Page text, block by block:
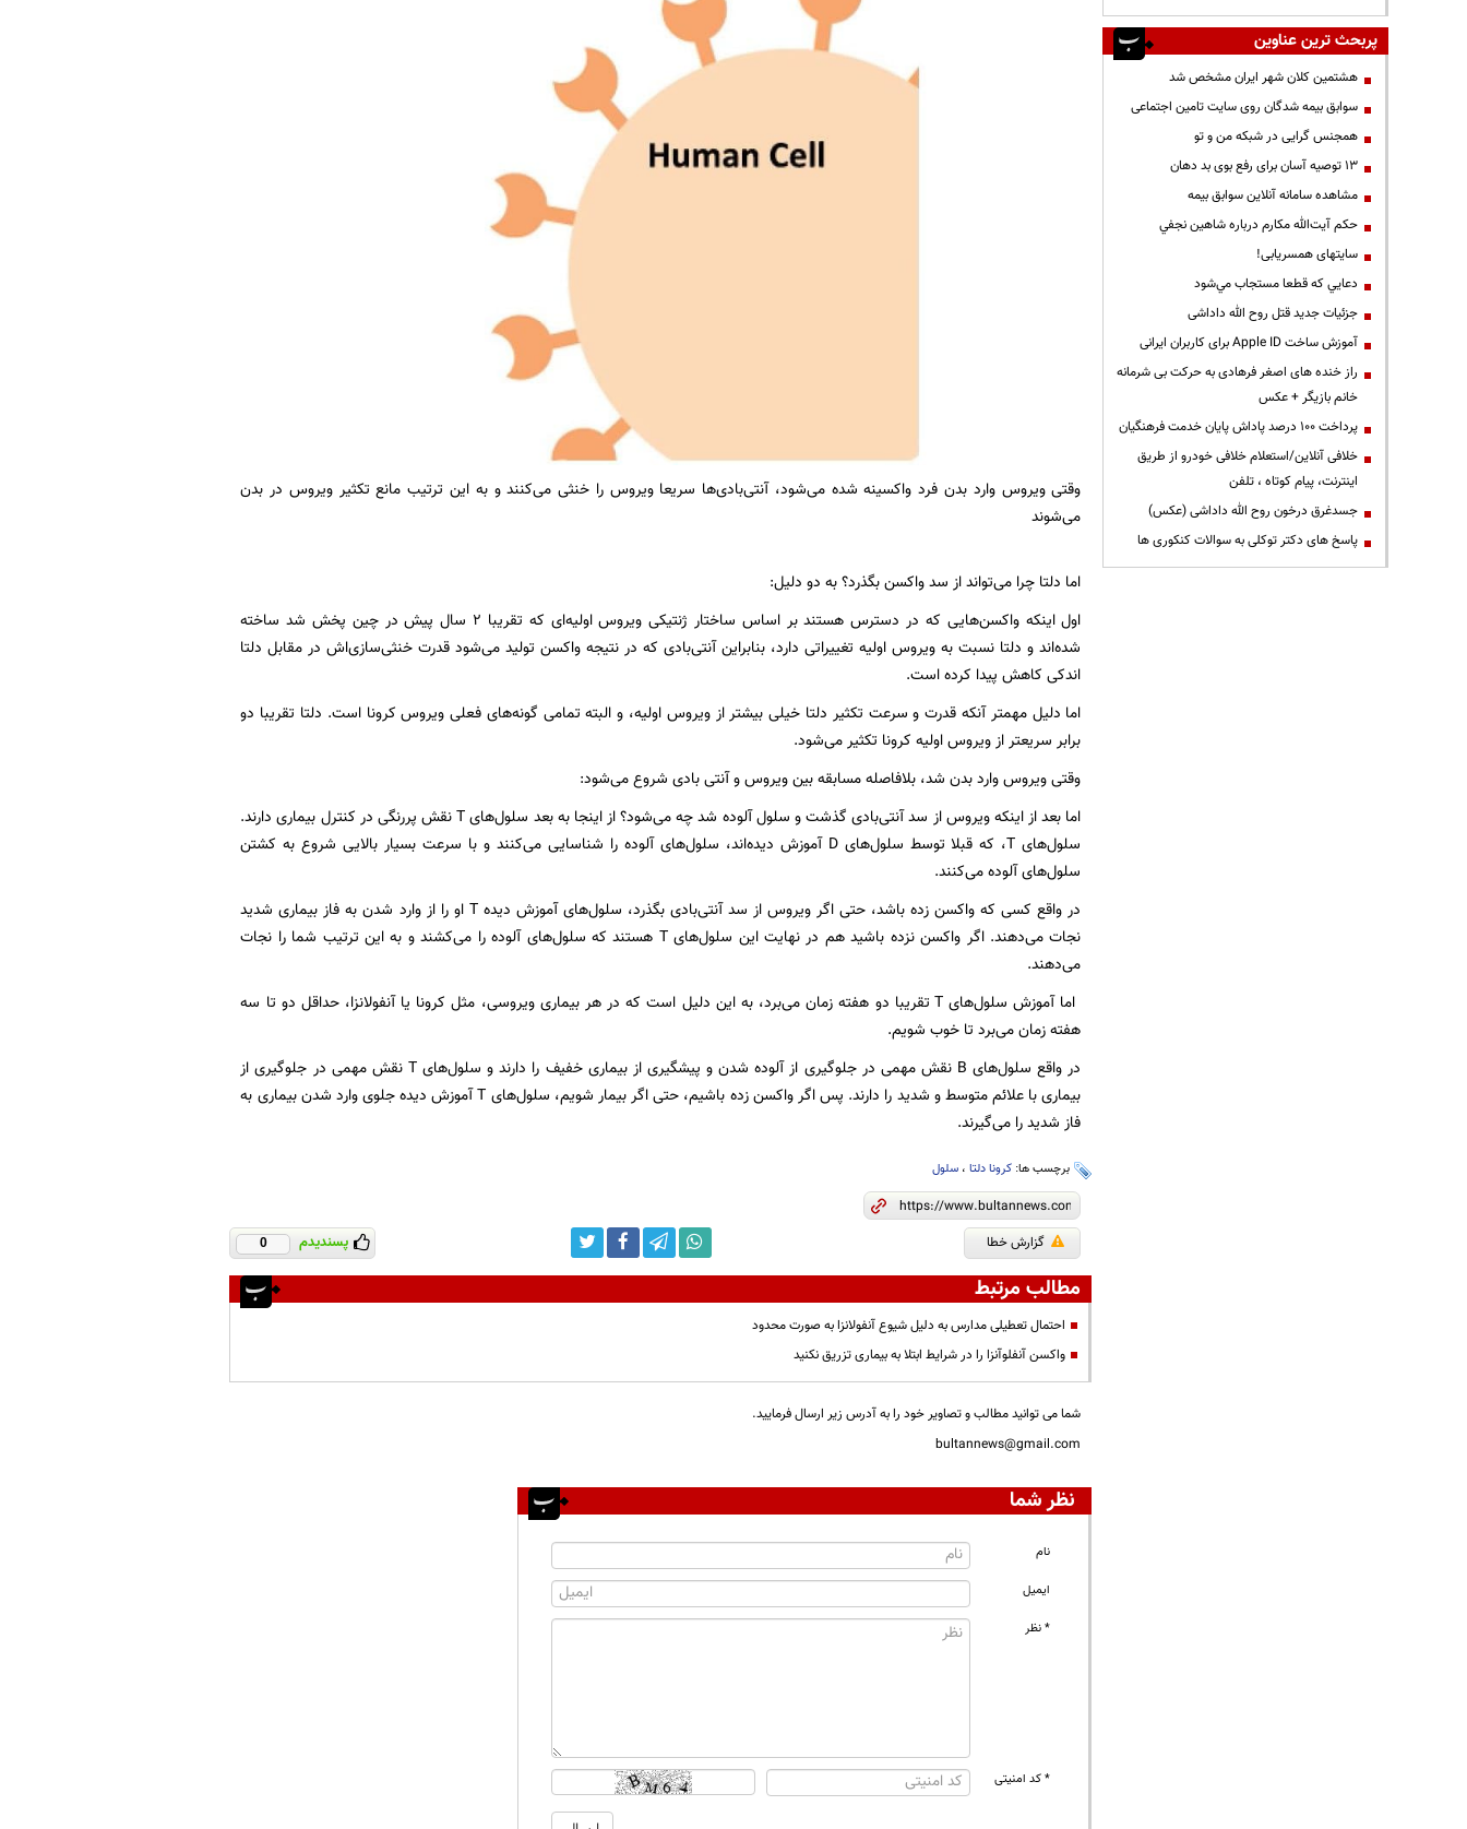
وقتی ویروس وارد بدن فرد واکسینه شده می‌شود، آنتی‌بادی‌ها سریعا ویروس را خنثی می‌کنند و به این ترتیب مانع تکثیر ویروس در بدن
می‌شوند
اما دلتا چرا می‌تواند از سد واکسن بگذرد؟ به دو دلیل:
اول اینکه واکسن‌هایی که در دسترس هستند بر اساس ساختار ژنتیکی ویروس اولیه‌ای که تقریبا ۲ سال پیش در چین پخش شد ساخته
شده‌اند و دلتا نسبت به ویروس اولیه تغییراتی دارد، بنابراین آنتی‌بادی که در نتیجه واکسن تولید می‌شود قدرت خنثی‌سازی‌اش در مقابل دلتا
اندکی کاهش پیدا کرده است.
اما دلیل مهمتر آنکه قدرت و سرعت تکثیر دلتا خیلی بیشتر از ویروس اولیه، و البته تمامی گونه‌های فعلی ویروس کرونا است. دلتا تقریبا دو
برابر سریعتر از ویروس اولیه کرونا تکثیر می‌شود.
وقتی ویروس وارد بدن شد، بلافاصله مسابقه بین ویروس و آنتی بادی شروع می‌شود:
اما بعد از اینکه ویروس از سد آنتی‌بادی گذشت و سلول آلوده شد چه می‌شود؟ از اینجا به بعد سلول‌های T نقش پررنگی در کنترل بیماری دارند.
سلول‌های T، که قبلا توسط سلول‌های D آموزش دیده‌اند، سلول‌های آلوده را شناسایی می‌کنند و با سرعت بسیار بالایی شروع به کشتن
سلول‌های آلوده می‌کنند.
در واقع کسی که واکسن زده باشد، حتی اگر ویروس از سد آنتی‌بادی بگذرد، سلول‌های آموزش دیده T او را از وارد شدن به فاز بیماری شدید
نجات می‌دهند. اگر واکسن نزده باشید هم در نهایت این سلول‌های T هستند که سلول‌های آلوده را می‌کشند و به این ترتیب شما را نجات
می‌دهند.
اما آموزش سلول‌های T تقریبا دو هفته زمان می‌برد، به این دلیل است که در هر بیماری ویروسی، مثل کرونا یا آنفولانزا، حداقل دو تا سه
هفته زمان می‌برد تا خوب شویم.
در واقع سلول‌های B نقش مهمی در جلوگیری از آلوده شدن و پیشگیری از بیماری خفیف را دارند و سلول‌های T نقش مهمی در جلوگیری از
بیماری با علائم متوسط و شدید را دارند. پس اگر واکسن زده باشیم، حتی اگر بیمار شویم، سلول‌های T آموزش دیده جلوی وارد شدن بیماری به
فاز شدید را می‌گیرند.
برچسب ها: کرونا دلتا، سلول
گزارش خطا پسندیدم 0
مطالب مرتبط
احتمال تعطیلی مدارس به دلیل شیوع آنفولانزا به صورت محدود
واکسن آنفلوآنزا را در شرایط ابتلا به بیماری تزریق نکنید
شما می توانید مطالب و تصاویر خود را به آدرس زیر ارسال فرمایید.
bultannews@gmail.com
نظر شما
نام
ایمیل
* نظر
* کد امنیتی
پربحث ترین عناوین
هشتمین کلان شهر ایران مشخص شد
سوابق بیمه شدگان روی سایت تامین اجتماعی
همجنس گرایی در شبکه من و تو
13 توصیه آسان برای رفع بوی بد دهان
مشاهده سامانه آنلاين سوابق بیمه
حكم آيت‌الله مكارم درباره شاهين نجفي
سایتهای همسریابی!
دعايي كه قطعا مستجاب مي‌شود
جزئیات جدید قتل روح الله داداشی
آموزش ساخت Apple ID برای کاربران ایرانی
راز خنده های اصغر فرهادی به حرکت بی شرمانه
خانم بازیگر + عکس
پرداخت ۱۰۰ درصد پاداش پایان خدمت فرهنگیان
خلافی آنلاین/استعلام خلافی خودرو از طریق
اینترنت، پیام کوتاه ، تلفن
جسدغرق درخون روح الله داداشی (عکس)
پاسخ های دکتر توکلی به سوالات کنکوری ها